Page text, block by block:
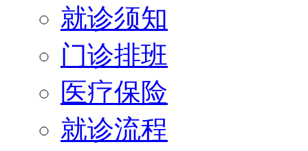
就诊须知
门诊排班
医疗保险
就诊流程